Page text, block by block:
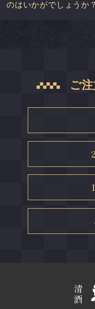
のはいかがでしょうか？
ご